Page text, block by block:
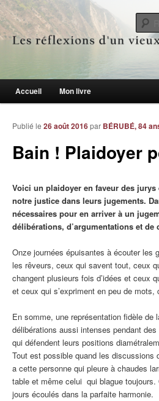
Les réflexions d'un
Le blogue des aînés de 65 ans et +
Menu principal
Aller au contenu principal
Aller au contenu secondaire
Accueil Mon livre
Bain ! Plaidoyer
Publié le 26 août 2016par BÉRUBÉ, 84
Voici un plaidoyer en faveur des
notre justice dans leurs jugements.
nécessaires pour en arriver à un
délibérations, d’argumentations et de
Onze journées épuisantes à écouter
les rêveurs, ceux qui savent tout, ceux
changent plusieurs fois d’idées et ceux
et ceux qui s’expriment en peu de
En somme, une représentation fidèle
délibérations aussi intenses pendant
qui défendent leurs positions
Tout est possible quand les discussions
a cette personne qui pleure à chaudes
table et même celui qui blague
jours écoulés dans la parfaite harmonie.